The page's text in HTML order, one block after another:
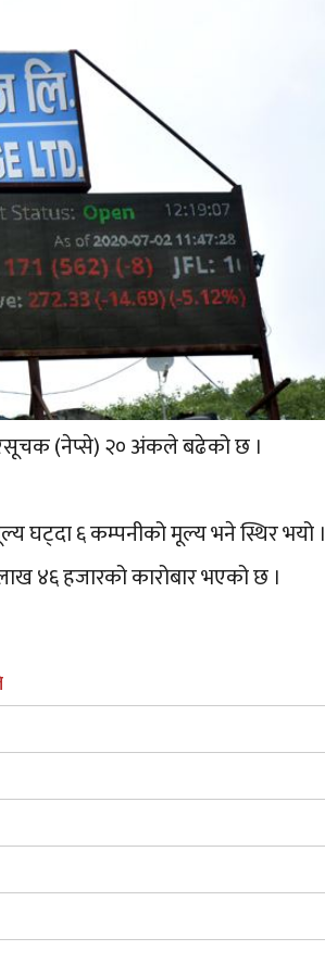
(नेप्से) २० अंकले बढेको छ ।
घट्दा ६ कम्पनीको मूल्य भने स्थिर भयो ।
४६ हजारको कारोबार भएको छ ।